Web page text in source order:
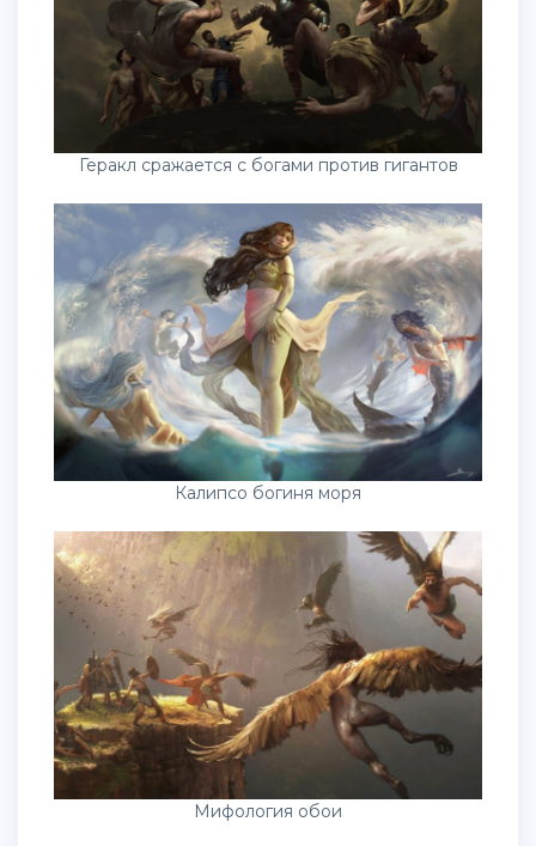
Геракл сражается с богами против гигантов
Калипсо богиня моря
Мифология обои